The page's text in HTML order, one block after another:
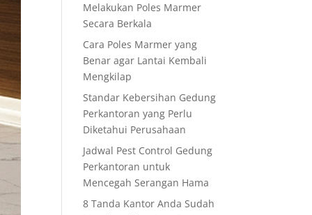
Melakukan Poles Marmer
Secara Berkala
Cara Poles Marmer yang
Benar agar Lantai Kembali
Mengkilap
Standar Kebersihan Gedung
Perkantoran yang Perlu
Diketahui Perusahaan
Jadwal Pest Control Gedung
Perkantoran untuk
Mencegah Serangan Hama
8 Tanda Kantor Anda Sudah